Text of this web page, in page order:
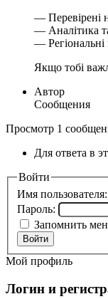
— Перевірені
— Аналітика
—
Якщо тобі
Автор
Сообщения
Просмотр 1
Для ответа в
Войти
Имя пользователя:
Пароль:
Запомнить
Войти
Мой профиль
Логин и